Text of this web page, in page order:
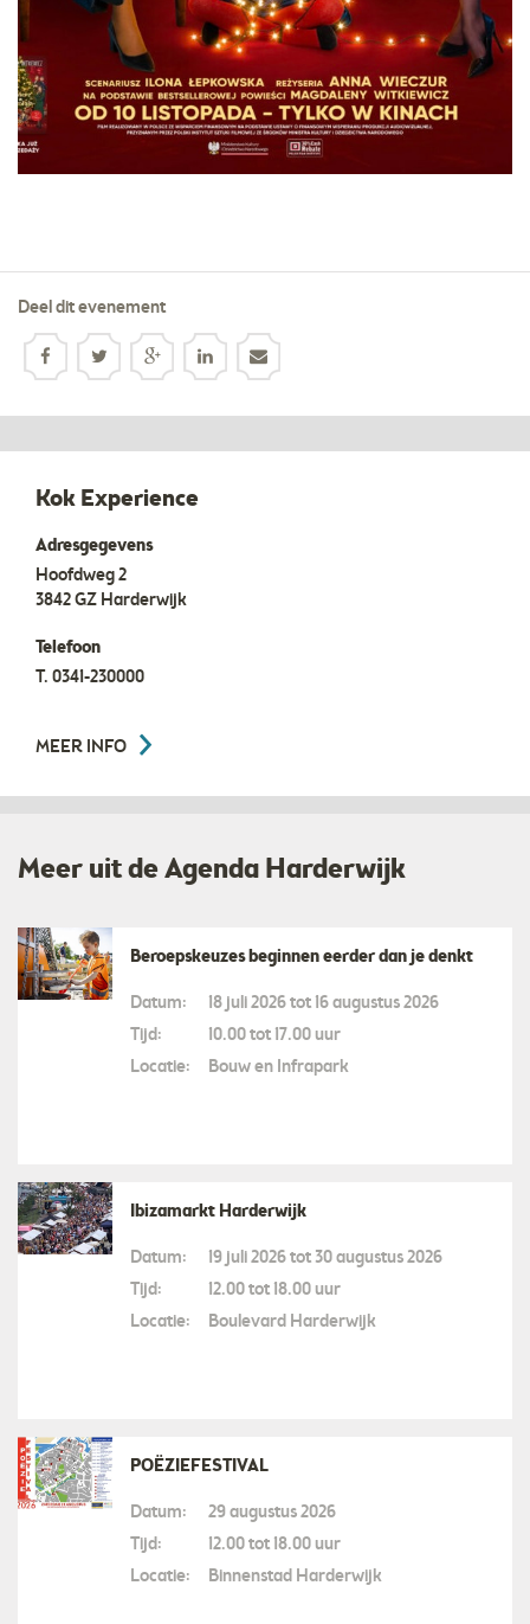
Deel dit evenement
Kok Experience
Adresgegevens
Hoofdweg 2
3842 GZ Harderwijk
Telefoon
T. 0341-230000
MEER INFO
Meer uit de Agenda Harderwijk
Beroepskeuzes beginnen eerder dan je denkt
Datum:
18 juli 2026 tot 16 augustus 2026
Tijd:
10.00 tot 17.00 uur
Locatie:
Bouw en Infrapark
Ibizamarkt Harderwijk
Datum:
19 juli 2026 tot 30 augustus 2026
Tijd:
12.00 tot 18.00 uur
Locatie:
Boulevard Harderwijk
POËZIEFESTIVAL
Datum:
29 augustus 2026
Tijd:
12.00 tot 18.00 uur
Locatie:
Binnenstad Harderwijk